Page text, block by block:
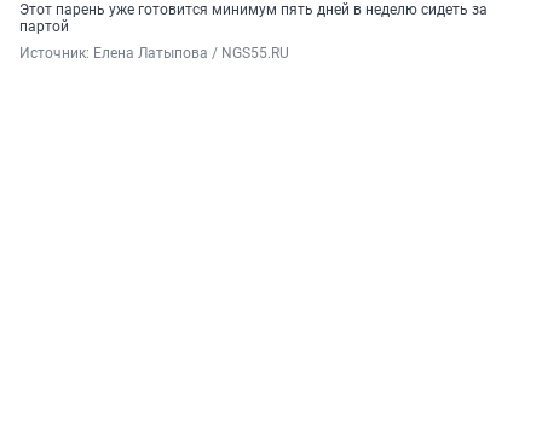
Этот парень уже готовится минимум пять дней в неделю сидеть за
партой
Источник: Елена Латыпова / NGS55.RU